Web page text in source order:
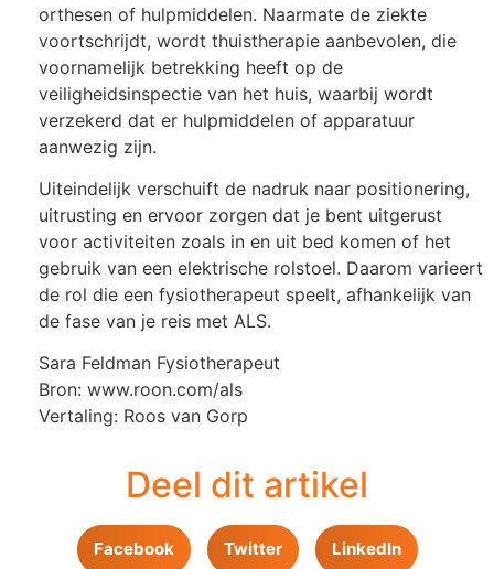
orthesen of hulpmiddelen. Naarmate de ziekte
voortschrijdt, wordt thuistherapie aanbevolen, die
voornamelijk betrekking heeft op de
veiligheidsinspectie van het huis, waarbij wordt
verzekerd dat er hulpmiddelen of apparatuur
aanwezig zijn.
Uiteindelijk verschuift de nadruk naar positionering,
uitrusting en ervoor zorgen dat je bent uitgerust
voor activiteiten zoals in en uit bed komen of het
gebruik van een elektrische rolstoel. Daarom varieert
de rol die een fysiotherapeut speelt, afhankelijk van
de fase van je reis met ALS.
Sara Feldman Fysiotherapeut
Bron: www.roon.com/als
Vertaling: Roos van Gorp
Deel dit artikel
Facebook Twitter LinkedIn